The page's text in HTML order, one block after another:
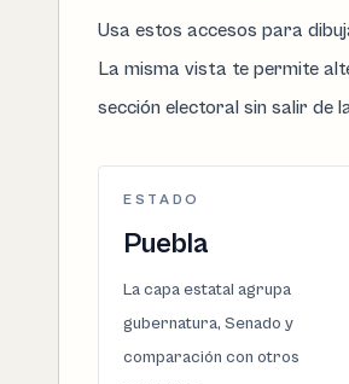
Usa estos accesos para
La misma vista te permite
sección electoral sin salir de
ESTADO
Puebla
La capa estatal agrupa
gubernatura, Senado y
comparación con otros